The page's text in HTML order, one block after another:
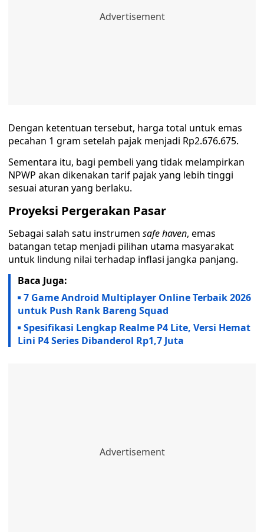
Dengan ketentuan tersebut, harga total untuk emas
pecahan 1 gram setelah pajak menjadi Rp2.676.675.
Sementara itu, bagi pembeli yang tidak melampirkan
NPWP akan dikenakan tarif pajak yang lebih tinggi
sesuai aturan yang berlaku.
Proyeksi Pergerakan Pasar
Sebagai salah satu instrumen safe haven, emas
batangan tetap menjadi pilihan utama masyarakat
untuk lindung nilai terhadap inflasi jangka panjang.
Baca Juga:
7 Game Android Multiplayer Online Terbaik 2026
untuk Push Rank Bareng Squad
Spesifikasi Lengkap Realme P4 Lite, Versi Hemat
Lini P4 Series Dibanderol Rp1,7 Juta